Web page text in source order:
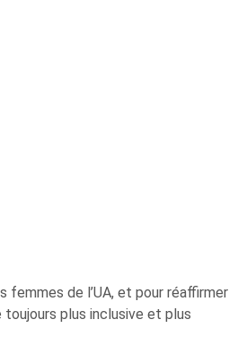
de l’UA, et pour réaffirmer
plus inclusive et plus